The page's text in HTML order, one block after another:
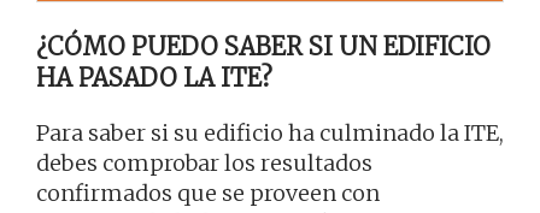
¿CÓMO PUEDO SABER SI UN EDIFICIO
HA PASADO LA ITE?
Para saber si su edificio ha culminado la ITE,
debes comprobar los resultados
confirmados que se proveen con